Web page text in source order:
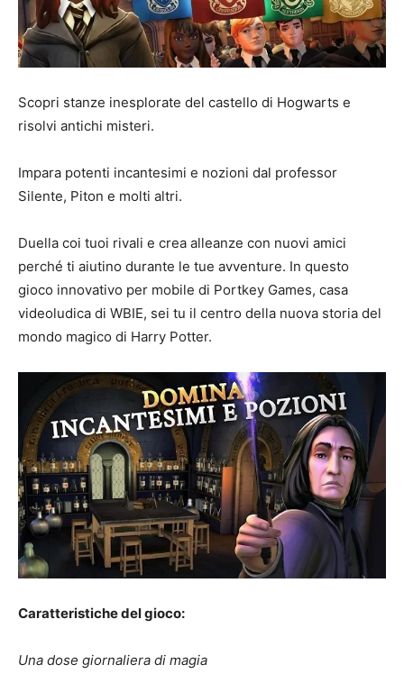
Scopri stanze inesplorate del castello di Hogwarts e
risolvi antichi misteri.
Impara potenti incantesimi e nozioni dal professor
Silente, Piton e molti altri.
Duella coi tuoi rivali e crea alleanze con nuovi amici
perché ti aiutino durante le tue avventure. In questo
gioco innovativo per mobile di Portkey Games, casa
videoludica di WBIE, sei tu il centro della nuova storia del
mondo magico di Harry Potter.
Caratteristiche del gioco:
Una dose giornaliera di magia